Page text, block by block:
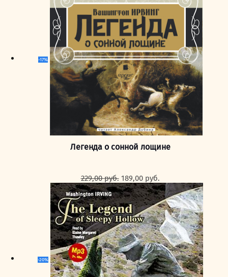
-17%
Легенда о сонной лощине
229,00руб. Первоначальная
цена
составляла
229,00 руб..
189,00 руб.
цена:
189,00 руб..
-20%